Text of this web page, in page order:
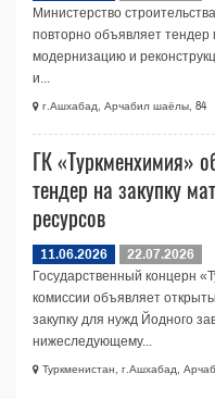
Министерство
повторно объявляет тендер
модернизацию и
и...
г.Ашхабад, Арчабил шаёлы, 84
ГК «Туркменхимия»
тендер на закупку
ресурсов
11.06.2026
22.07.2026
Государственный концерн
комиссии объявляет
закупку для нужд Йодного
нижеследующему...
Туркменистан, г.Ашхабад,